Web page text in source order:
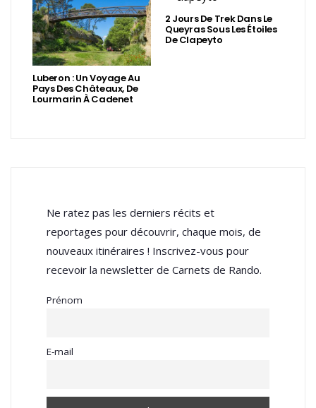
Luberon : Un Voyage Au
Pays Des Châteaux, De
Lourmarin À Cadenet
2 Jours De Trek Dans Le
Queyras Sous Les Étoiles
De Clapeyto
Ne ratez pas les derniers récits et
reportages pour découvrir, chaque mois, de
nouveaux itinéraires ! Inscrivez-vous pour
recevoir la newsletter de Carnets de Rando.
Prénom
E-mail